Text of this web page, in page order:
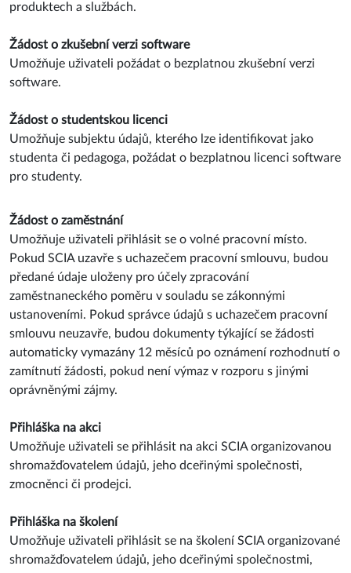
produktech a službách.
Žádost o zkušební verzi software
Umožňuje uživateli požádat o bezplatnou zkušební verzi
software.
Žádost o studentskou licenci
Umožňuje subjektu údajů, kterého lze identifikovat jako
studenta či pedagoga, požádat o bezplatnou licenci software
pro studenty.
Žádost o zaměstnání
Umožňuje uživateli přihlásit se o volné pracovní místo.
Pokud SCIA uzavře s uchazečem pracovní smlouvu, budou
předané údaje uloženy pro účely zpracování
zaměstnaneckého poměru v souladu se zákonnými
ustanoveními. Pokud správce údajů s uchazečem pracovní
smlouvu neuzavře, budou dokumenty týkající se žádosti
automaticky vymazány 12 měsíců po oznámení rozhodnutí o
zamítnutí žádosti, pokud není výmaz v rozporu s jinými
oprávněnými zájmy.
Přihláška na akci
Umožňuje uživateli se přihlásit na akci SCIA organizovanou
shromažďovatelem údajů, jeho dceřinými společnosti,
zmocněnci či prodejci.
Přihláška na školení
Umožňuje uživateli přihlásit se na školení SCIA organizované
shromažďovatelem údajů, jeho dceřinými společnostmi,